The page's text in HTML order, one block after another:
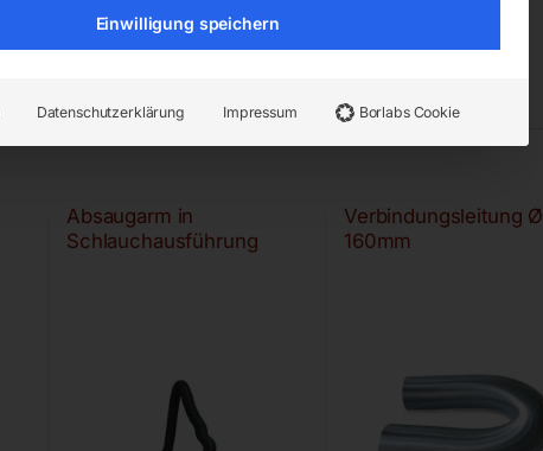
Absaugarm in
Schlauchausführung
Verbindungsleitung Ø
160mm
Einwilligung speichern
Datenschutzerklärung Impressum Borlabs Cookie